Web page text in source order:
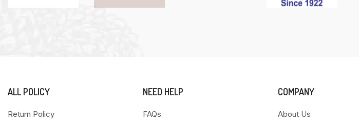
ALL POLICY
Return Policy
NEED HELP
FAQs
COMPANY
About Us